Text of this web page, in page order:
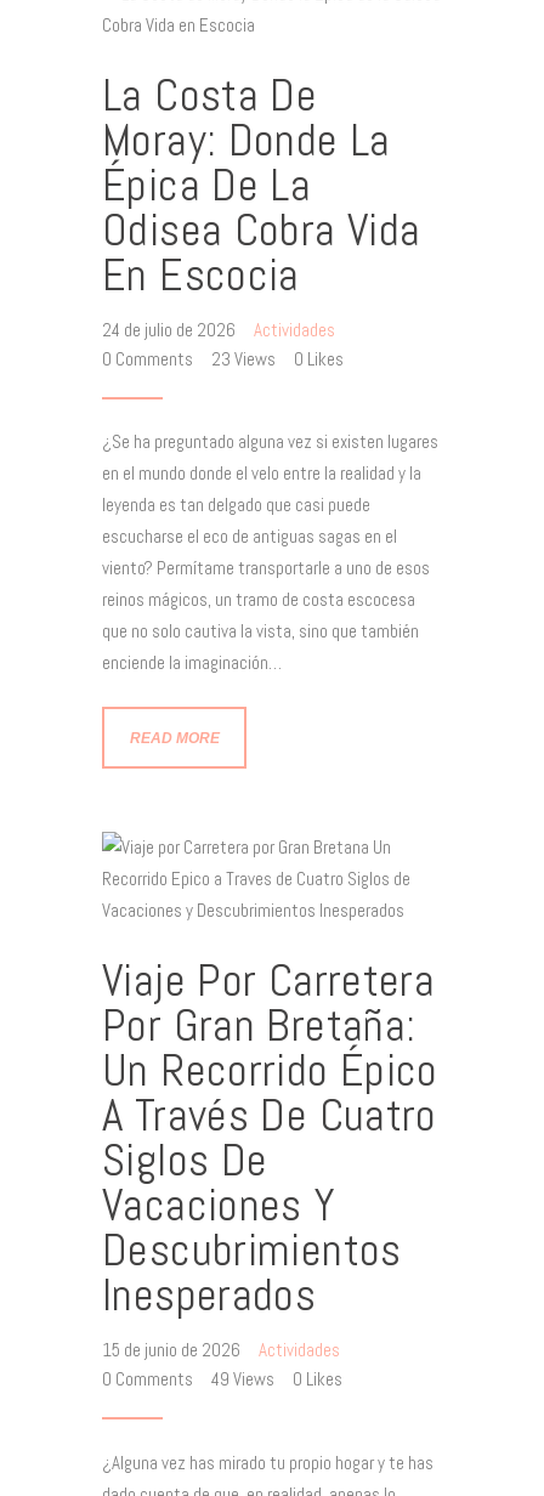
La Costa De
Moray: Donde La
Épica De La
Odisea Cobra Vida
En Escocia
24 de julio de 2026
Actividades
0 Comments 23 Views 0 Likes
¿Se ha preguntado alguna vez si existen lugares
en el mundo donde el velo entre la realidad y la
leyenda es tan delgado que casi puede
escucharse el eco de antiguas sagas en el
viento? Permítame transportarle a uno de esos
reinos mágicos, un tramo de costa escocesa
que no solo cautiva la vista, sino que también
enciende la imaginación…
READ MORE
Viaje Por Carretera
Por Gran Bretaña:
Un Recorrido Épico
A Través De Cuatro
Siglos De
Vacaciones Y
Descubrimientos
Inesperados
15 de junio de 2026
Actividades
0 Comments 49 Views 0 Likes
¿Alguna vez has mirado tu propio hogar y te has